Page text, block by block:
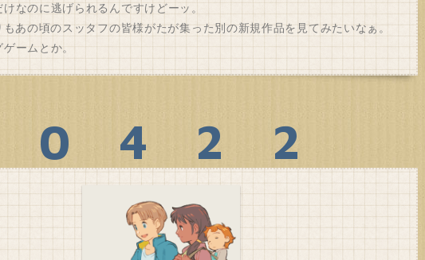
なのに逃げられるんですけどーッ。
あの頃のスッタフの皆様がたが集った別の新規作品を見てみたいなぁ。
ームとか。
0422